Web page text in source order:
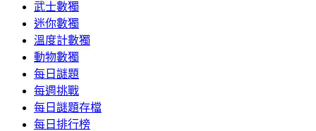
武士數獨
迷你數獨
溫度計數獨
動物數獨
每日謎題
每週挑戰
每日謎題存檔
每日排行榜